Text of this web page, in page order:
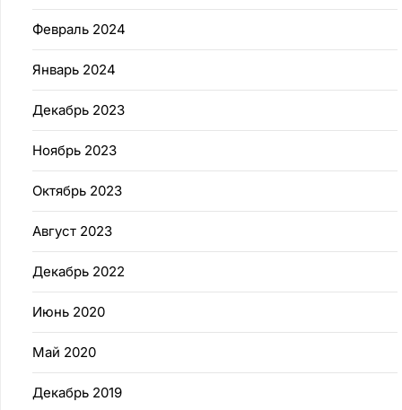
Февраль 2024
Январь 2024
Декабрь 2023
Ноябрь 2023
Октябрь 2023
Август 2023
Декабрь 2022
Июнь 2020
Май 2020
Декабрь 2019